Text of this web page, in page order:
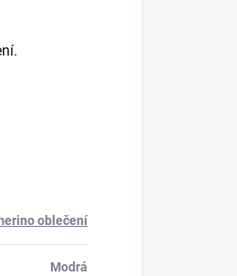
oblečení
Modrá